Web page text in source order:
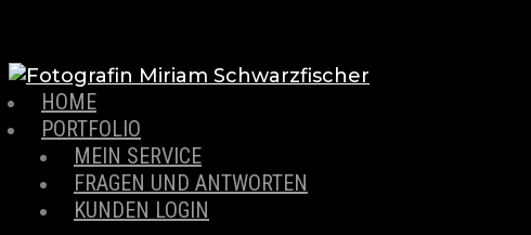
HOME
PORTFOLIO
MEIN SERVICE
FRAGEN UND ANTWORTEN
KUNDEN LOGIN